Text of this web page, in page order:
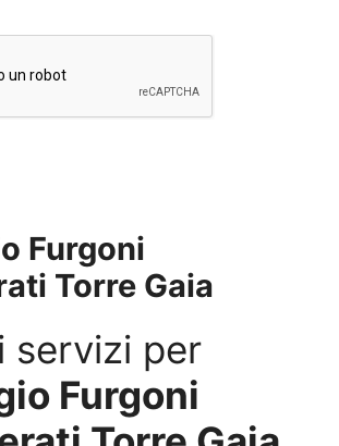
Furgoni
Torre Gaia
servizi per
Furgoni